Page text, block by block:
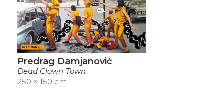
Predrag Damjanović
Dead Clown Town
250 × 150 cm